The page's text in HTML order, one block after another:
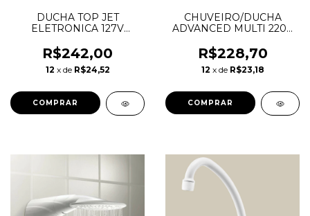
DUCHA TOP JET
ELETRONICA 127V
R$242,00
12 x de R$24,52
CHUVEIRO/DUCHA
ADVANCED MULTI 220V
R$228,70
12 x de R$23,18